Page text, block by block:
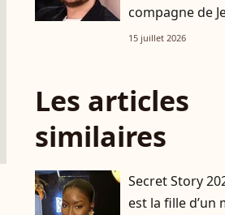
compagne de
du silence et
15 juillet 2026
Les articles
similaires
Secret Story
est la fille d’un